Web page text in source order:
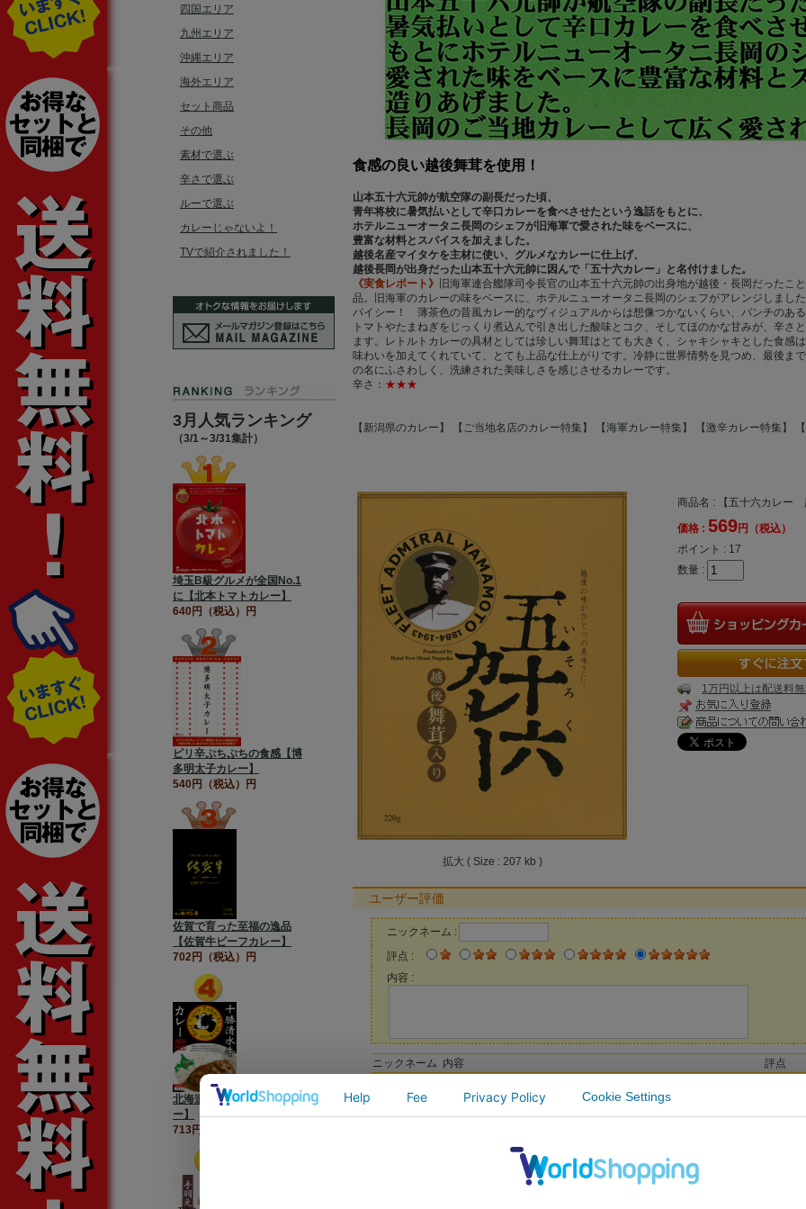
四国エリア
九州エリア
沖縄エリア
海外エリア
セット商品
その他
素材で選ぶ
辛さで選ぶ
ルーで選ぶ
カレーじゃないよ！
TVで紹介されました！
3月人気ランキング
（3/1～3/31集計）
埼玉B級グルメが全国No.1
に【北本トマトカレー】
640円（税込）円
ピリ辛ぷちぷちの食感【博
多明太子カレー】
540円（税込）円
佐賀で育った至福の逸品
【佐賀牛ビーフカレー】
702円（税込）円
北海道【十勝清水牛カレ
ー】
713円（税込）円
食感の良い越後舞茸を使用！
山本五十六元帥が航空隊の副長だった頃、
青年将校に暑気払いとして辛口カレーを食べさせたという逸話をもとに、
ホテルニューオータニ長岡のシェフが旧海軍で愛された味をベースに、
豊富な材料とスパイスを加えました。
越後名産マイタケを主材に使い、グルメなカレーに仕上げ、
越後長岡が出身だった山本五十六元帥に因んで「五十六カレー」と名付けました。
《実食レポート》
旧海軍連合艦隊司令長官の山本五十六元帥の出身地が越後・長岡だったこ
品。旧海軍のカレーの味をベースに、ホテルニューオータニ長岡のシェフがアレンジしま
パイシー！ 薄茶色の昔風カレー的なヴィジュアルからは想像つかないくらい、パンチのあ
トマトやたまねぎをじっくり煮込んで引き出した酸味とコク、そしてほのかな甘みが、辛さ
ます。レトルトカレーの具材としては珍しい舞茸はとても大きく、シャキシャキとした食感
味わいを加えてくれていて、とても上品な仕上がりです。冷静に世界情勢を見つめ、最後ま
の名にふさわしく、洗練された美味しさを感じさせるカレーです。
辛さ： ★★★
【新潟県のカレー】 【ご当地名店のカレー特集】 【海軍カレー特集】 【激辛カレー特集】
拡大 ( Size : 207 kb )
商品名 : 【五十六カレー
価格 : 569円（税込）
ポイント : 17
数量 :
1万円以上は配送料
ユーザー評価
ニックネーム :
評点 :
内容 :
ニックネーム 内容
評点